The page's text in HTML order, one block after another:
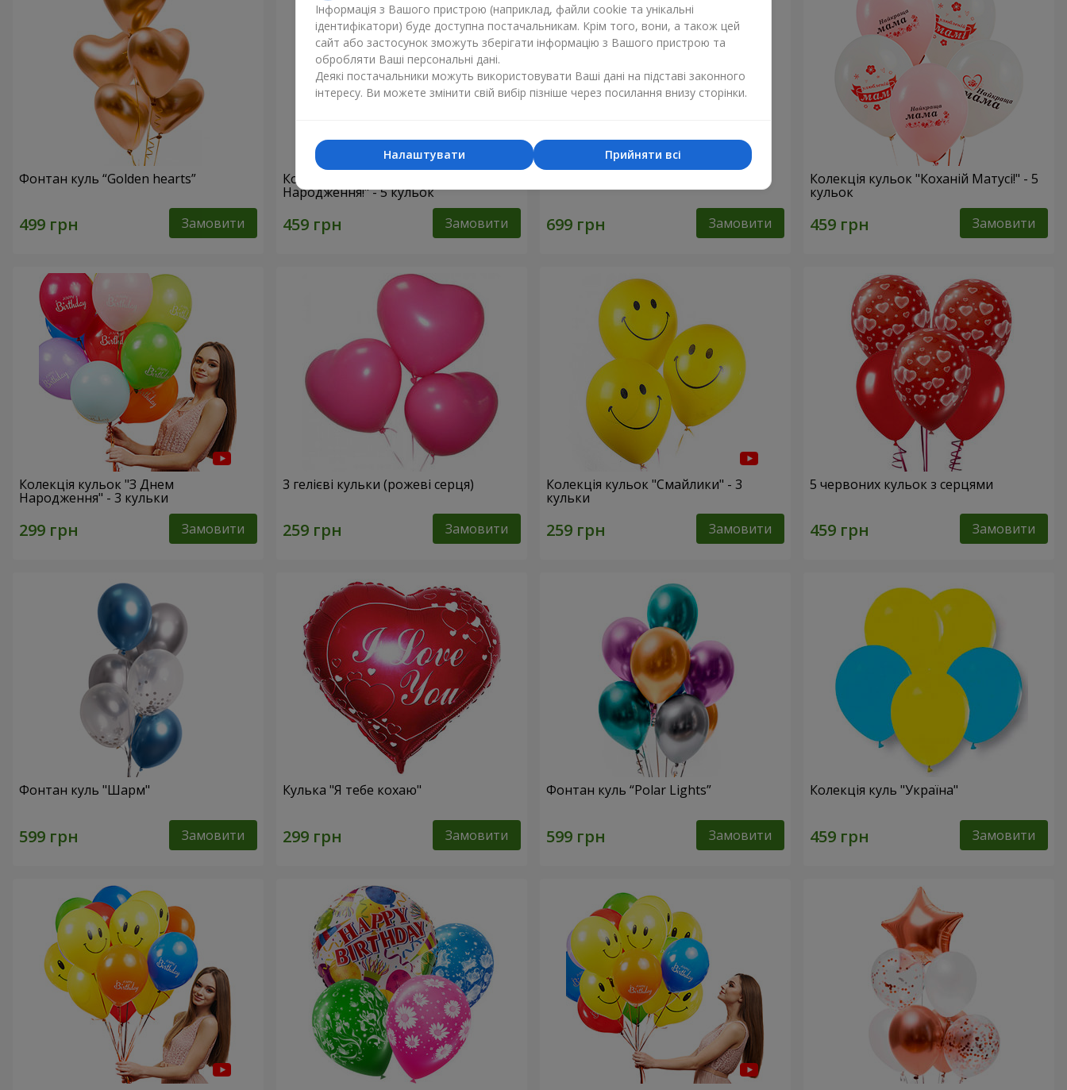
Фонтан куль “Golden hearts”
Замовити
Колекція кульок "З Днем
Народження!" - 5 кульок
Замовити
Замовити
Колекція кульок "Коханій Матусі!" - 5
кульок
Замовити
Колекція кульок "З Днем
Народження" - 3 кульки
Замовити
3 гелієві кульки (рожеві серця)
Замовити
Колекція кульок "Смайлики" - 3
кульки
Замовити
5 червоних кульок з серцями
Замовити
Фонтан куль "Шарм"
Замовити
Кулька "Я тебе кохаю"
Замовити
Фонтан куль “Polar Lights”
Замовити
Колекція куль "Україна"
Замовити
Інформація з Вашого пристрою (наприклад, файли cookie та унікальні
ідентифікатори) буде доступна постачальникам. Крім того, вони, а також цей
сайт або застосунок зможуть зберігати інформацію з Вашого пристрою та
обробляти Ваші персональні дані.
Деякі постачальники можуть використовувати Ваші дані на підставі законного
інтересу. Ви можете змінити свій вибір пізніше через посилання внизу сторінки.
Прийняти всі
Налаштувати